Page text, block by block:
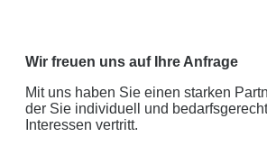
Wir freuen uns auf Ihre Anfrage
Mit uns haben Sie einen starken
der Sie individuell und
Interessen vertritt.